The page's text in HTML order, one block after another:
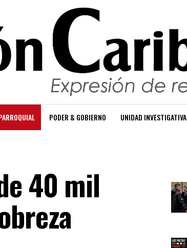
PODER & GOBIERNO UNIDAD INVESTIGATIVA
40 mil